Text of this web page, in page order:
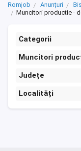
Romjob Anunțuri
Muncitori productie -
Categorii
Muncitori
Județe
Localități